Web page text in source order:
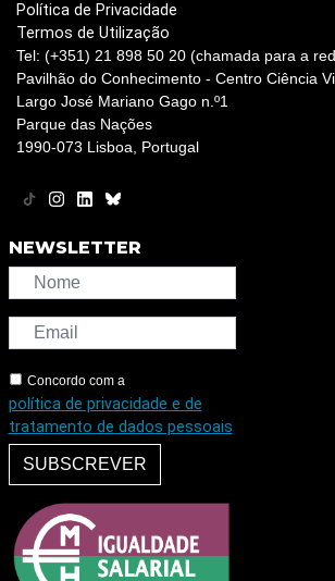
Política de Privacidade
Termos de Utilização
Tel: (+351) 21 898 50 20 (chamada para a
Pavilhão do Conhecimento - Centro Ciência
Largo José Mariano Gago n.º1
Parque das Nações
1990-073 Lisboa, Portugal
NEWSLETTER
Concordo com a
política de privacidade e de
tratamento de dados pessoais
SUBSCREVER